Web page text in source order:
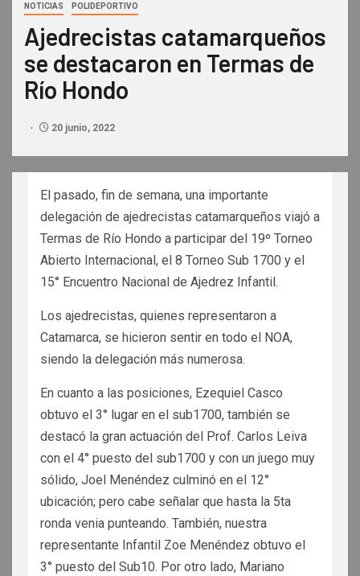
NOTICIAS POLIDEPORTIVO
Ajedrecistas catamarqueños
se destacaron en Termas de
Río Hondo
20 junio, 2022
El pasado, fin de semana, una importante
delegación de ajedrecistas catamarqueños viajó a
Termas de Río Hondo a participar del 19º Torneo
Abierto Internacional, el 8 Torneo Sub 1700 y el
15° Encuentro Nacional de Ajedrez Infantil.
Los ajedrecistas, quienes representaron a
Catamarca, se hicieron sentir en todo el NOA,
siendo la delegación más numerosa.
En cuanto a las posiciones, Ezequiel Casco
obtuvo el 3° lugar en el sub1700, también se
destacó la gran actuación del Prof. Carlos Leiva
con el 4° puesto del sub1700 y con un juego muy
sólido, Joel Menéndez culminó en el 12°
ubicación; pero cabe señalar que hasta la 5ta
ronda venia punteando. También, nuestra
representante Infantil Zoe Menéndez obtuvo el
3° puesto del Sub10. Por otro lado, Mariano